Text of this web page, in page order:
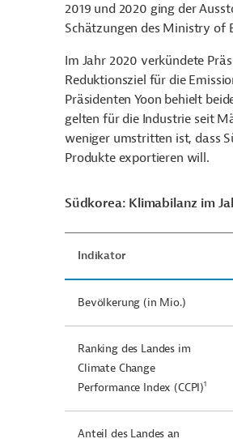
2019 und 2020 ging der
Schätzungen des Ministry of
Im Jahr 2020 verkündete
Reduktionsziel für die
Präsidenten Yoon behielt
gelten für die Industrie seit
weniger umstritten ist, dass
Produkte exportieren will.
Südkorea: Klimabilanz im
Indikator
Bevölkerung (in Mio.)
Ranking des Landes im
Climate Change
Performance Index (CCPI)1
Anteil des Landes an